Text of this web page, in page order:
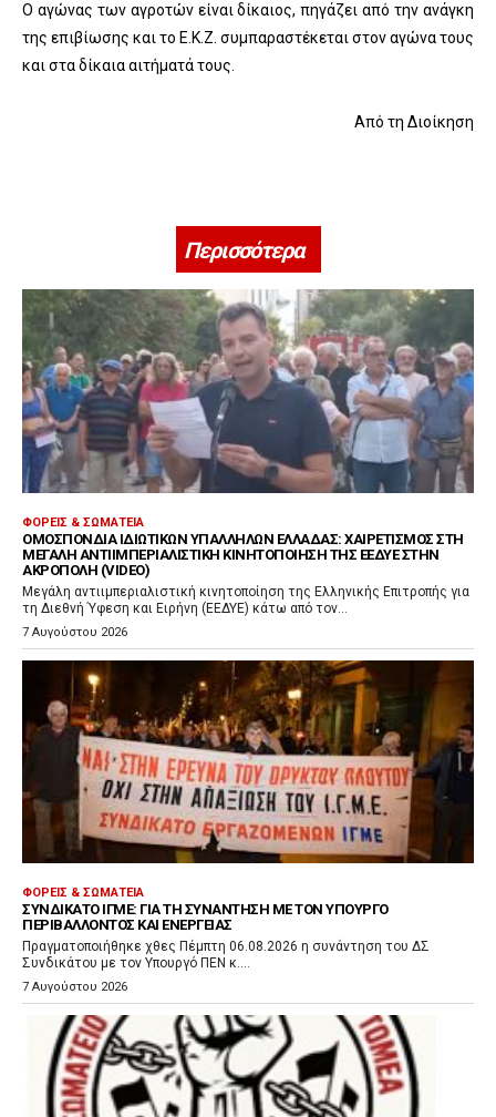
Ο αγώνας των αγροτών είναι δίκαιος, πηγάζει από την ανάγκη
της επιβίωσης και το Ε.Κ.Ζ. συμπαραστέκεται στον αγώνα τους
και στα δίκαια αιτήματά τους.
Από τη Διοίκηση
Περισσότερα
ΦΟΡΕΊΣ & ΣΩΜΑΤΕΊΑ
ΟΜΟΣΠΟΝΔΊΑ ΙΔΙΩΤΙΚΏΝ ΥΠΑΛΛΉΛΩΝ ΕΛΛΆΔΑΣ: ΧΑΙΡΕΤΙΣΜΌΣ ΣΤΗ
ΜΕΓΆΛΗ ΑΝΤΙΙΜΠΕΡΙΑΛΙΣΤΙΚΉ ΚΙΝΗΤΟΠΟΊΗΣΗ ΤΗΣ ΕΕΔΥΕ ΣΤΗΝ
ΑΚΡΌΠΟΛΗ (VIDEO)
Μεγάλη αντιιμπεριαλιστική κινητοποίηση της Ελληνικής Επιτροπής για
τη Διεθνή Ύφεση και Ειρήνη (ΕΕΔΥΕ) κάτω από τον...
7 Αυγούστου 2026
ΦΟΡΕΊΣ & ΣΩΜΑΤΕΊΑ
ΣΥΝΔΙΚΆΤΟ ΙΓΜΕ: ΓΙΑ ΤΗ ΣΥΝΆΝΤΗΣΗ ΜΕ ΤΟΝ ΥΠΟΥΡΓΌ
ΠΕΡΙΒΆΛΛΟΝΤΟΣ ΚΑΙ ΕΝΈΡΓΕΙΑΣ
Πραγματοποιήθηκε χθες Πέμπτη 06.08.2026 η συνάντηση του ΔΣ
Συνδικάτου με τον Υπουργό ΠΕΝ κ....
7 Αυγούστου 2026